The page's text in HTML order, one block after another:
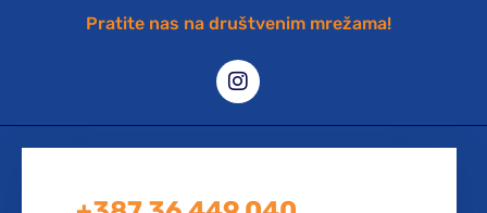
Pratite nas na društvenim mrežama!